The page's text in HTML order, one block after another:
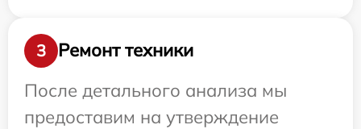
3
Ремонт техники
После детального анализа мы
предоставим на утверждение